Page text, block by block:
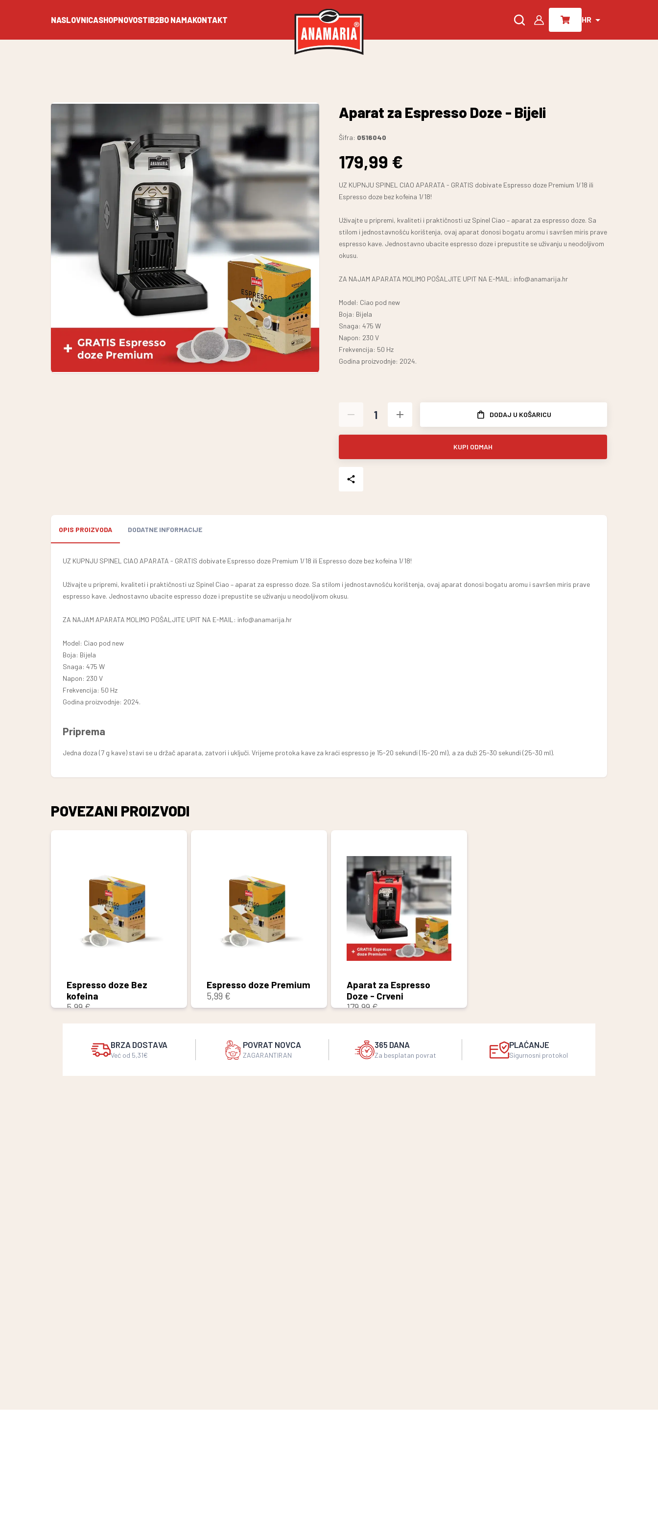
NASLOVNICASHOPNOVOSTIB2BO NAMAKONTAKT HR
Aparat za Espresso Doze - Bijeli
Šifra: 0516040
179,99 €
UZ KUPNJU SPINEL CIAO APARATA - GRATIS dobivate Espresso doze Premium 1/18 ili
Espresso doze bez kofeina 1/18!
Uživajte u pripremi, kvaliteti i praktičnosti uz Spinel Ciao – aparat za espresso doze. Sa
stilom i jednostavnošću korištenja, ovaj aparat donosi bogatu aromu i savršen miris prave
espresso kave. Jednostavno ubacite espresso doze i prepustite se uživanju u neodoljivom
okusu.
ZA NAJAM APARATA MOLIMO POŠALJITE UPIT NA E-MAIL: info@anamarija.hr
Model: Ciao pod new
Boja: Bijela
Snaga: 475 W
Napon: 230 V
Frekvencija: 50 Hz
DODAJ U KOŠARICU
KUPI ODMAH
OPIS PROIZVODA DODATNE INFORMACIJE
UZ KUPNJU SPINEL CIAO APARATA - GRATIS dobivate Espresso doze Premium 1/18 ili Espresso doze bez kofeina 1/18!
Uživajte u pripremi, kvaliteti i praktičnosti uz Spinel Ciao – aparat za espresso doze. Sa stilom i jednostavnošću korištenja, ovaj aparat donosi bogatu aromu i savršen miris prave
espresso kave. Jednostavno ubacite espresso doze i prepustite se uživanju u neodoljivom okusu.
ZA NAJAM APARATA MOLIMO POŠALJITE UPIT NA E-MAIL: info@anamarija.hr
Model: Ciao pod new
Boja: Bijela
Snaga: 475 W
Napon: 230 V
Frekvencija: 50 Hz
Priprema
Jedna doza (7 g kave) stavi se u držač aparata, zatvori i uključi. Vrijeme protoka kave za kraći espresso je 15-20 sekundi (15-20 ml), a za duži 25-30 sekundi (25-30 ml).
POVEZANI PROIZVODI
Espresso doze Bez
kofeina
5,99 €
Espresso doze Premium
5,99 €
Aparat za Espresso
Doze - Crveni
179,99 €
BRZA DOSTAVA
Već od 5,31€
POVRAT NOVCA
ZAGARANTIRAN
365 DANA
Za besplatan povrat
PLAĆANJE
Sigurnosni protokol